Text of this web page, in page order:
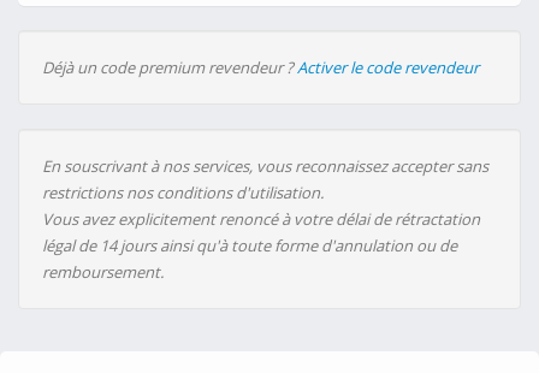
Déjà un code premium revendeur ?Activer le code revendeur
En souscrivant à nos services, vous reconnaissez accepter sans
restrictions nos conditions d'utilisation.
Vous avez explicitement renoncé à votre délai de rétractation
légal de 14 jours ainsi qu'à toute forme d'annulation ou de
remboursement.